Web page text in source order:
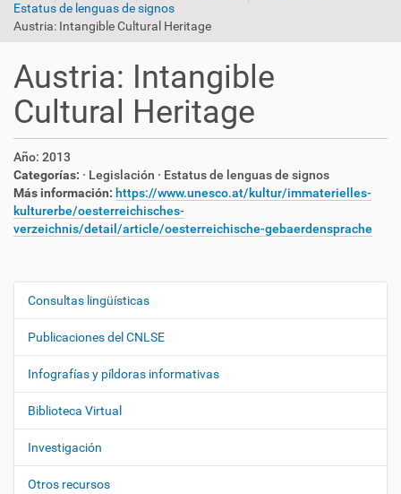
Estatus de lenguas de signos
Austria: Intangible Cultural Heritage
Austria: Intangible
Cultural Heritage
Año: 2013
Categorías: · Legislación · Estatus de lenguas de signos
Más información: https://www.unesco.at/kultur/immaterielles-
kulturerbe/oesterreichisches-
verzeichnis/detail/article/oesterreichische-gebaerdensprache
N
e
g
a
c
i
ó
Consultas lingüísticas
Publicaciones del CNLSE
Infografías y píldoras informativas
Biblioteca Virtual
Investigación
Otros recursos